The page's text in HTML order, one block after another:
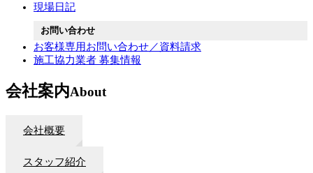
現場日記
お問い合わせ
お客様専用お問い合わせ／資料請求
施工協力業者 募集情報
会社案内About
会社概要
スタッフ紹介